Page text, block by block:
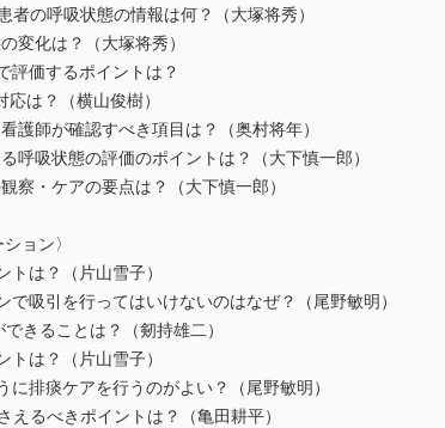
の呼吸状態の情報は何？（大塚将秀）
変化は？（大塚将秀）
価するポイントは？
は？（横山俊樹）
師が確認すべき項目は？（奥村将年）
吸状態の評価のポイントは？（大下慎一郎）
・ケアの要点は？（大下慎一郎）
ョン〉
は？（片山雪子）
吸引を行ってはいけないのはなぜ？（尾野敏明）
きることは？（剱持雄二）
は？（片山雪子）
排痰ケアを行うのがよい？（尾野敏明）
るべきポイントは？（亀田耕平）